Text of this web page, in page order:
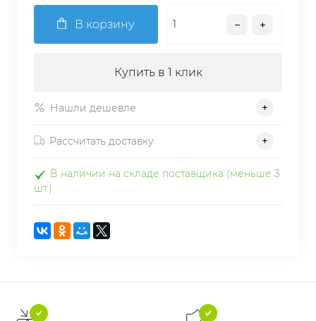
В корзину
Купить в 1 клик
Нашли дешевле
Рассчитать доставку
В наличии на складе поставщика (меньше 3
шт.)